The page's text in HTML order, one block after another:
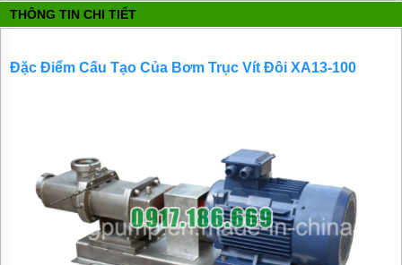
BƠM
HÚT
ĐỘNG
THÔNG TIN CHI TIẾT
Đặc Điểm Cấu Tạo Của Bơm Trục Vít Đôi XA13-100